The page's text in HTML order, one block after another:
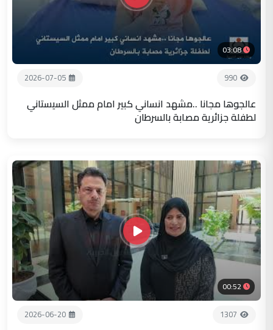
03:08
990
2026-07-05
عالجوها مجانا ..مشهد انساني كبير امام ممثل السيستاني
لطفلة جزائرية مصابة بالسرطان
00:52
1307
2026-06-20